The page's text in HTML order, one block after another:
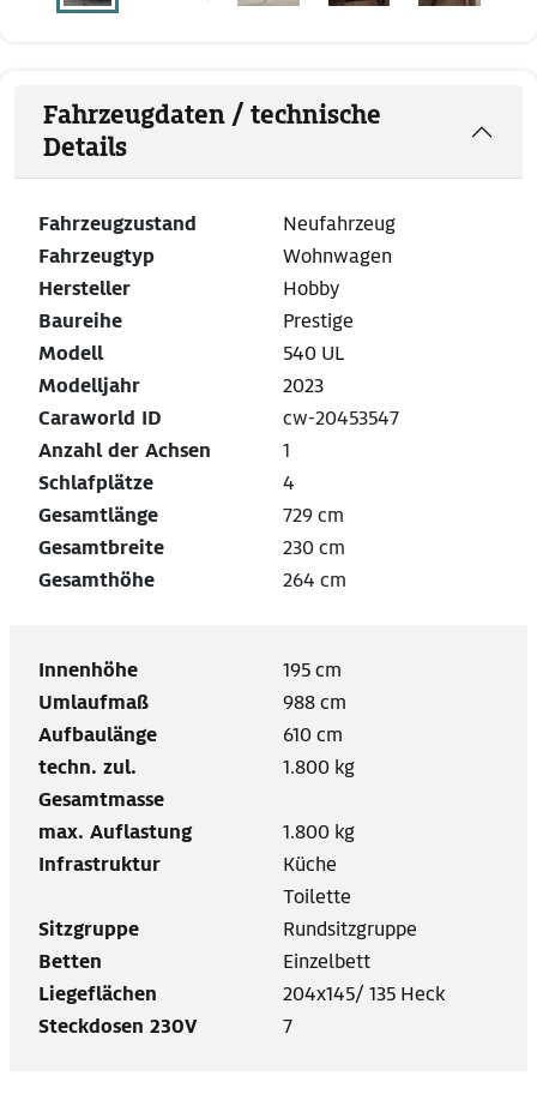
Fahrzeugdaten / technische
Details
Fahrzeugzustand
Neufahrzeug
Fahrzeugtyp
Wohnwagen
Hersteller
Hobby
Baureihe
Prestige
Modell
540 UL
Modelljahr
2023
Caraworld ID
cw-20453547
Anzahl der Achsen
1
Schlafplätze
4
Gesamtlänge
729 cm
Gesamtbreite
230 cm
Gesamthöhe
264 cm
Innenhöhe
195 cm
Umlaufmaß
988 cm
Aufbaulänge
610 cm
techn. zul.
Gesamtmasse
1.800 kg
max. Auflastung
1.800 kg
Infrastruktur
Küche
Toilette
Sitzgruppe
Rundsitzgruppe
Betten
Einzelbett
Liegeflächen
204x145/ 135 Heck
Steckdosen 230V
7